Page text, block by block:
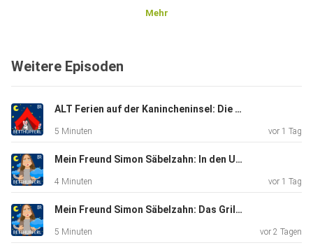
Mehr
Weitere Episoden
ALT Ferien auf der Kanincheninsel: Die Flaschenpost| Eine Gute-Nacht-Geschichte ab 5 Jahren
5 Minuten vor 1 Tag
Mein Freund Simon Säbelzahn: In den Urlaub fahren | Eine Gute-Nacht-Geschichte ab 5 Jahren
4 Minuten vor 1 Tag
Mein Freund Simon Säbelzahn: Das Grillfest | Eine Gute-Nacht-Geschichte ab 5 Jahren
5 Minuten vor 2 Tagen